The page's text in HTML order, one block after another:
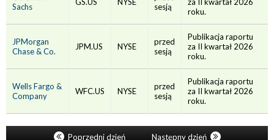
Sachs
sesją
roku.
JPMorgan
Chase & Co.
JPM.US NYSE
przed
sesją
Publikacja raportu
za II kwartał 2026
roku.
Wells Fargo &
Company
WFC.US NYSE
przed
sesją
Publikacja raportu
za II kwartał 2026
roku.
Poprzedni dzień Następny dzień